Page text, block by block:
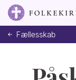
Fællesskab